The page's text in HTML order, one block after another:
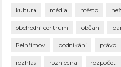
kultura média město
obchodní centrum občan
Pelhřimov podnikání právo
rozhlas rozhledna rozpočet